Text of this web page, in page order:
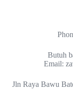
Butuh
Email:
Jln Raya Bawu